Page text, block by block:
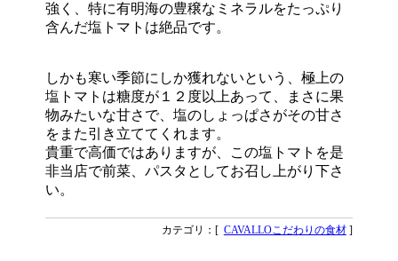
強く、特に有明海の豊穣なミネラルをたっぷり
含んだ塩トマトは絶品です。
しかも寒い季節にしか獲れないという、極上の
塩トマトは糖度が１２度以上あって、まさに果
物みたいな甘さで、塩のしょっぱさがその甘さ
をまた引き立ててくれます。
貴重で高価ではありますが、この塩トマトを是
非当店で前菜、パスタとしてお召し上がり下さ
い。
カテゴリ：[ CAVALLOこだわりの食材]